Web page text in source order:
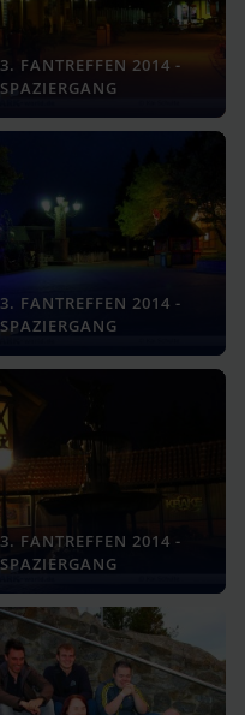
3. FANTREFFEN 2014 -
SPAZIERGANG
3. FANTREFFEN 2014 -
SPAZIERGANG
3. FANTREFFEN 2014 -
SPAZIERGANG